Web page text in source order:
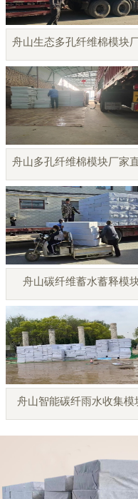
舟山生态多孔纤维棉模块
舟山多孔纤维棉模块厂家
舟山碳纤维蓄水蓄释模
舟山智能碳纤雨水收集模